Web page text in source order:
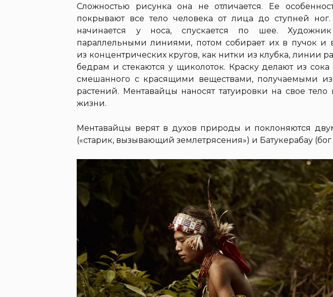
Сложностью рисунка она не отличается. Ее
покрывают все тело человека от лица до ступней
начинается у носа, спускается по шее.
параллельными линиями, потом собирает их в пучок и
из концентрических кругов, как нитки из клубка, линии
бедрам и стекаются у щиколоток. Краску делают из сока
смешанного с красящими веществами, получаемыми
растений. Ментавайцы наносят татуировки на свое
жизни.
Ментавайцы верят в духов природы и поклоняются
(«старик, вызывающий землетрясения») и Батукерабау